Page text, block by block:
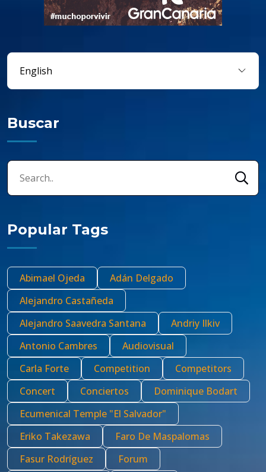
Buscar
Popular Tags
Abimael Ojeda
Adán Delgado
Alejandro Castañeda
Alejandro Saavedra Santana
Andriy Ilkiv
Antonio Cambres
Audiovisual
Carla Forte
Competition
Competitors
Concert
Conciertos
Dominique Bodart
Ecumenical Temple "El Salvador"
Eriko Takezawa
Faro De Maspalomas
Fasur Rodríguez
Forum